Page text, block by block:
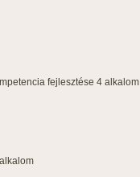
fejlesztése 4 alkalom